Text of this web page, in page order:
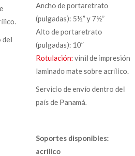
del
Ancho de portaretrato
(pulgadas): 5½” y 7½”
Alto de portaretrato
(pulgadas): 10”
Rotulación: vinil de impresión
laminado mate sobre acrílico.
Servicio de envío dentro del
país de Panamá.
Soportes disponibles:
acrílico